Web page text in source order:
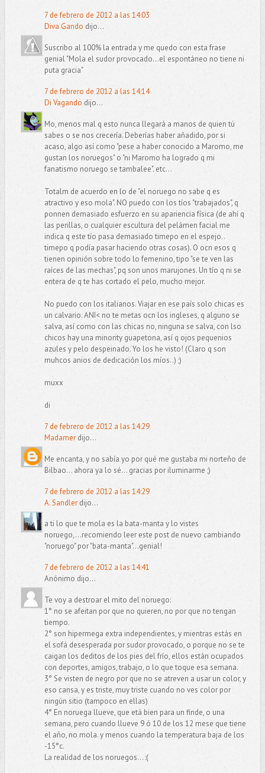
7 de febrero de 2012 a las 14:03
Diva Gando dijo...
Suscribo al 100% la entrada y me quedo con esta frase
genial "Mola el sudor provocado…el espontáneo no tiene ni
puta gracia"
7 de febrero de 2012 a las 14:14
Di Vagando dijo...
Mo, menos mal q esto nunca llegará a manos de quien tú
sabes o se nos crecería. Deberías haber añadido, por si
acaso, algo así como "pese a haber conocido a Maromo, me
gustan los noruegos" o "ni Maromo ha logrado q mi
fanatismo noruego se tambalee". etc...
Totalm de acuerdo en lo de "el noruego no sabe q es
atractivo y eso mola". NO puedo con los tíos "trabajados", q
ponnen demasiado esfuerzo en su apariencia física (de ahí q
las perillas, o cualquier escultura del pelámen facial me
indica q este tío pasa demasiado timepo en el espejo..
timepo q podía pasar haciendo otras cosas). O ocn esos q
tienen opinión sobre todo lo femenino, tipo "se te ven las
raíces de las mechas", pq son unos marujones. Un tío q ni se
entera de q te has cortado el pelo, mucho mejor.
No puedo con los italianos. Viajar en ese país solo chicas es
un calvario. ANI< no te metas ocn los ingleses, q alguno se
salva, así como con las chicas no, ninguna se salva, con lso
chicos hay una minority guapetona, así q ojos pequenios
azules y pelo despeinado. Yo los he visto! (Claro q son
muhcos anios de dedicación los míos..) ;)
muxx
di
7 de febrero de 2012 a las 14:29
Madamerdijo...
Me encanta, y no sabía yo por qué me gustaba mi norteño de
Bilbao... ahora ya lo sé... gracias por iluminarme ;)
7 de febrero de 2012 a las 14:29
A. Sandlerdijo...
a ti lo que te mola es la bata-manta y lo vistes
noruego,...recomiendo leer este post de nuevo cambiando
"noruego" por "bata-manta"...genial!
7 de febrero de 2012 a las 14:41
Anónimo dijo...
Te voy a destroar el mito del noruego:
1° no se afeitan por que no quieren, no por que no tengan
tiempo.
2° son hipermega extra independientes, y mientras estás en
el sofá desesperada por sudor provocado, o porque no se te
caigan los deditos de los pies del frío, ellos están ocupados
con deportes, amigos, trabajo, o lo que toque esa semana.
3° Se visten de negro por que no se atreven a usar un color, y
eso cansa, y es triste, muy triste cuando no ves color por
ningún sitio (tampoco en ellas)
4° En noruega llueve, que etá bien para un finde, o una
semana, pero cuando llueve 9 ó 10 de los 12 mese que tiene
el año, no mola. y menos cuando la temperatura baja de los
-15°c.
La realidad de los noruegos... :(